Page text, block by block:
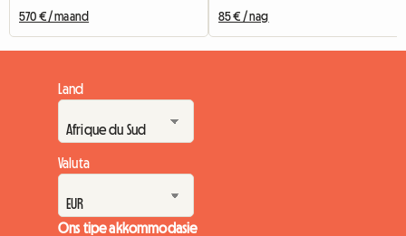
570 € / maand 85 € / nag
Land
Valuta
Ons tipe akkommodasie